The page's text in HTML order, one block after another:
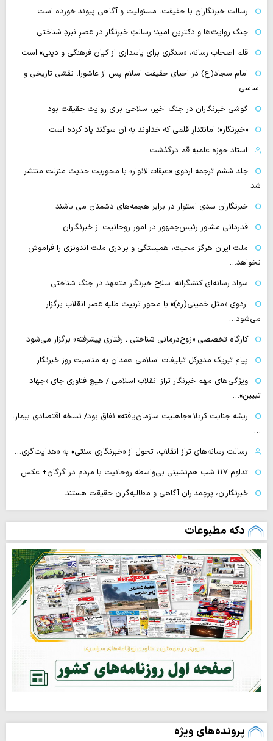
رسالت خبرنگاران با حقیقت، مسئولیت و آگاهی پیوند خورده است
جنگ روایت‌ها و دکترین امید؛ رسالتِ خبرنگار در عصرِ نبردِ شناختی
قلم اصحاب رسانه، «سنگری برای پاسداری از کیان فرهنگی و دینی» است
امام سجاد(ع) در احیای حقیقت اسلام پس از عاشورا، نقشی تاریخی و
اساسی…
گوشی خبرنگاران در جنگ اخیر، سلاحی برای روایت حقیقت بود
«خبرنگار»؛ امانتدارِ قلمی که خداوند به آن سوگند یاد کرده است
استاد حوزه علمیه قم درگذشت
جلد ششم ترجمه اردوی «عبقات‌الانوار» با محوریت حدیث منزلت منتشر
شد
خبرنگاران سدی استوار در برابر هجمه‌های دشمنان می باشند
قدردانی مشاور رئیس‌جمهور در امور روحانیت از خبرنگاران
ملت ایران هرگز محبت، همبستگی و برادری ملت اندونزی را فراموش
نخواهد…
سواد رسانه‌ایِ کنشگرانه؛ سلاح خبرنگار متعهد در جنگ شناختی
اردوی «مثل خمینی(ره)» با محور تربیت طلبه عصر انقلاب برگزار
می‌شود…
کارگاه تخصصی «زوج‌درمانی شناختی ـ رفتاری پیشرفته» برگزار می‌شود
پیام تبریک مدیرکل تبلیغات اسلامی همدان به مناسبت روز خبرنگار
ویژگی‌های مهم خبرنگار تراز انقلاب اسلامی / هیچ فناوری‌ جای «جهاد
تبیین»…
ریشه جنایت کربلا «جاهلیت سازمان‌یافته» نفاق بود/ نسخه اقتصادیِ بیمار،
…
رسالت رسانه‌های تراز انقلاب، تحول از «خبرنگاری سنتی» به «هدایت‌گری…
تداوم ۱۱۷ شب هم‌نشینی بی‌واسطه روحانیت با مردم در گرگان+ عکس
خبرنگاران، پرچمداران آگاهی و مطالبه‌گران حقیقت هستند
دکه مطبوعات
پرونده‌های ویژه